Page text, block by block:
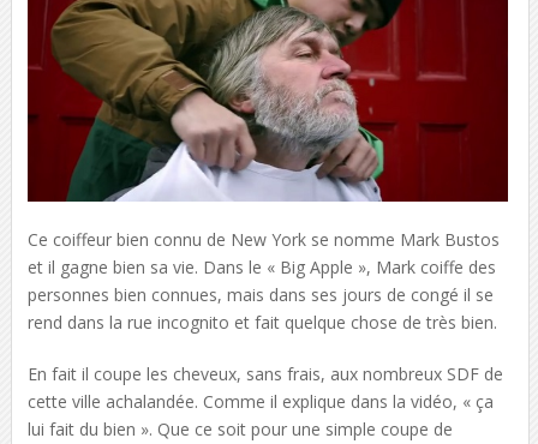
Ce coiffeur bien connu de New York se nomme Mark Bustos
et il gagne bien sa vie. Dans le « Big Apple », Mark coiffe des
personnes bien connues, mais dans ses jours de congé il se
rend dans la rue incognito et fait quelque chose de très bien.
En fait il coupe les cheveux, sans frais, aux nombreux SDF de
cette ville achalandée. Comme il explique dans la vidéo, « ça
lui fait du bien ». Que ce soit pour une simple coupe de